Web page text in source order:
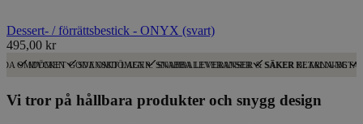
Dessert- / förrättsbestick - ONYX (svart)
495,00 kr
OMDÖMEN SVENSKT LAGER: SNABBA LEVERANSER SÄKER KLARNA-
MYCKET GODA OMDÖMEN SNABBA LEVERANSER & SÄKER BETALNING
Vi tror på hållbara produkter och snygg design